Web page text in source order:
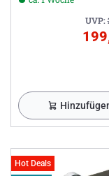
- allerdings nicht
Bei Klarglas
dieser
Kombination gibt
Schutzschild.
UVP:
Hot Deals